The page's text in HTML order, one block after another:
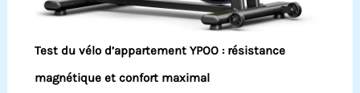
Test du vélo d’appartement YPOO : résistance
magnétique et confort maximal